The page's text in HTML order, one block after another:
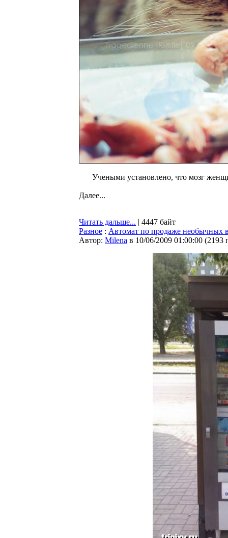
Учеными установлено, что мозг
Далее...
Читать дальше... | 4447 байт
Разное : Автомат по продаже необычных
Автор: Milena в 10/06/2009 01:00:00 (2193